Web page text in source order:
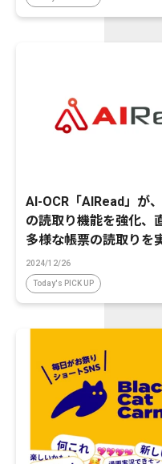
AI-OCR「AIRead」が
の読取り機能を強化、
多様な帳票の読取りを
2024/12/26
Today's PICK UP